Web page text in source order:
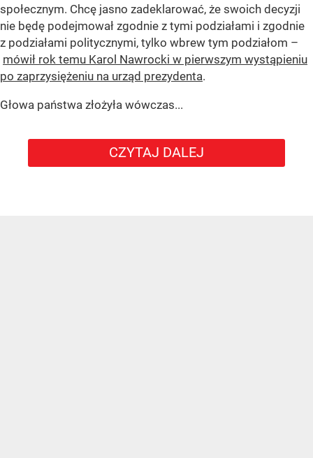
społecznym. Chcę jasno zadeklarować, że swoich decyzji
nie będę podejmował zgodnie z tymi podziałami i zgodnie
z podziałami politycznymi, tylko wbrew tym podziałom –
mówił rok temu Karol Nawrocki w pierwszym wystąpieniu
po zaprzysiężeniu na urząd prezydenta.
Głowa państwa złożyła wówczas...
CZYTAJ DALEJ